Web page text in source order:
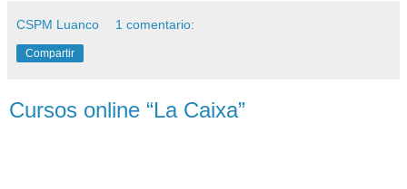
CSPM Luanco 1 comentario:
Compartir
Cursos online “La Caixa”